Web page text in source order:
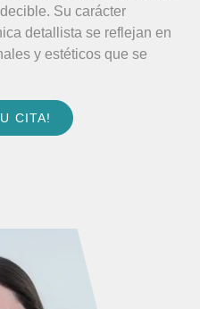
Su carácter
detallista se reflejan en
y estéticos que se
CITA!